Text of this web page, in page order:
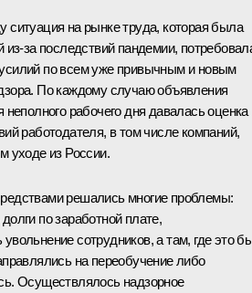
ситуация на рынке труда, которая была
из-за последствий пандемии,
по всем уже привычным и новым
По каждому случаю объявления
неполного рабочего дня давалась оценка
работодателя, в том числе компаний,
уходе из России.
решались многие проблемы:
по заработной плате,
сотрудников, а там, где это
на переобучение либо
Осуществлялось надзорное